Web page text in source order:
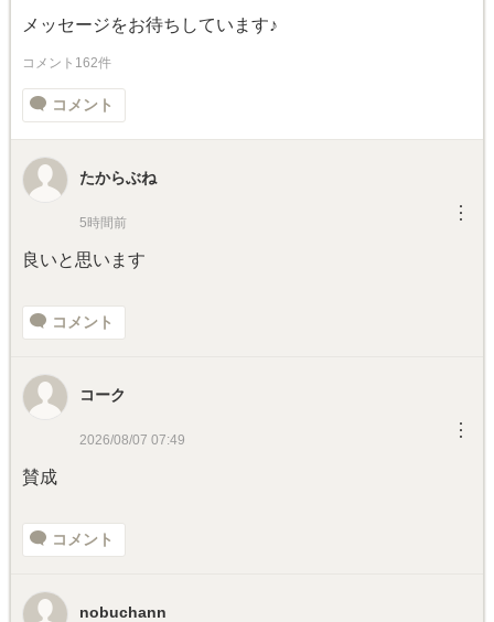
メッセージをお待ちしています♪
コメント162件
コメント
たからぶね
5時間前 ︙
良いと思います
コメント
コーク
2026/08/07 07:49 ︙
賛成
コメント
nobuchann